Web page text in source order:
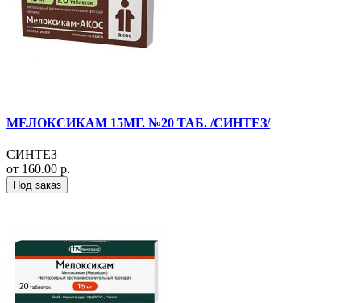
МЕЛОКСИКАМ 15МГ. №20 ТАБ. /СИНТЕЗ/
СИНТЕЗ
от 160.00 р.
Под заказ